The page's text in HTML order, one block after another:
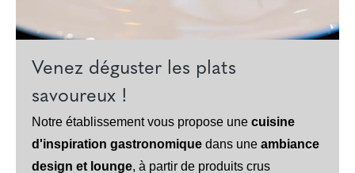
Venez déguster les plats
savoureux !
Notre établissement vous propose une cuisine
d'inspiration gastronomique dans une ambiance
design et lounge, à partir de produits crus